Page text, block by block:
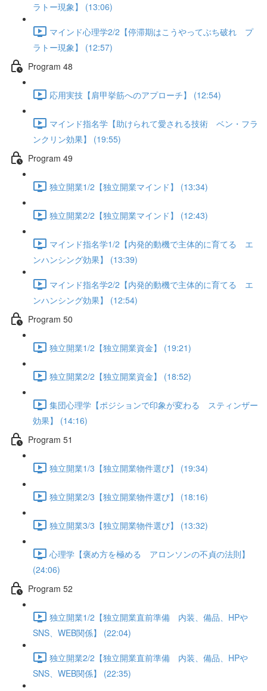
ラトー現象】 (13:06)
マインド心理学2/2【停滞期はこうやってぶち破れ プ
ラトー現象】 (12:57)
Program 48
応用実技【肩甲挙筋へのアプローチ】 (12:54)
マインド指名学【助けられて愛される技術 ベン・フラ
ンクリン効果】 (19:55)
Program 49
独立開業1/2【独立開業マインド】 (13:34)
独立開業2/2【独立開業マインド】 (12:43)
マインド指名学1/2【内発的動機で主体的に育てる エ
ンハンシング効果】 (13:39)
マインド指名学2/2【内発的動機で主体的に育てる エ
ンハンシング効果】 (12:54)
Program 50
独立開業1/2【独立開業資金】 (19:21)
独立開業2/2【独立開業資金】 (18:52)
集団心理学【ポジションで印象が変わる スティンザー
効果】 (14:16)
Program 51
独立開業1/3【独立開業物件選び】 (19:34)
独立開業2/3【独立開業物件選び】 (18:16)
独立開業3/3【独立開業物件選び】 (13:32)
心理学【褒め方を極める アロンソンの不貞の法則】
(24:06)
Program 52
独立開業1/2【独立開業直前準備 内装、備品、HPや
SNS、WEB関係】 (22:04)
独立開業2/2【独立開業直前準備 内装、備品、HPや
SNS、WEB関係】 (22:35)